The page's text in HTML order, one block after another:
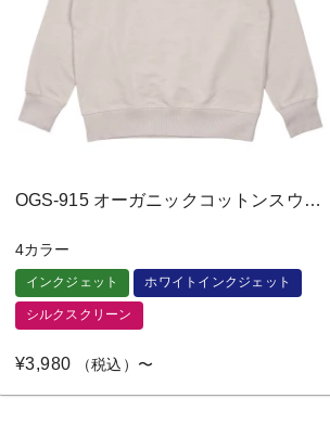
OGS-915 オーガニックコットンスウェットシャツ
4カラー
インクジェット ホワイトインクジェット
シルクスクリーン
¥3,980 （税込）〜